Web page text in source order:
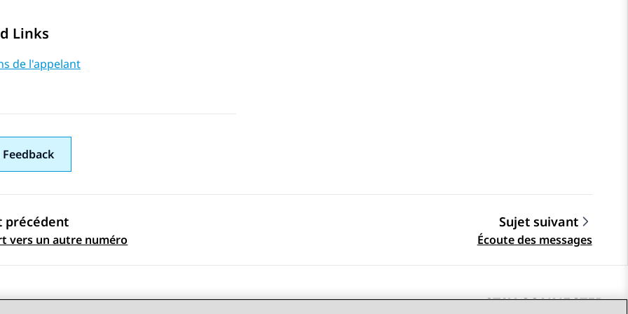
Links
de l'appelant
Feedback
par sujet
précédent
vers un autre numéro
Sujet suivant
Écoute des messages
STAY CONNECTED